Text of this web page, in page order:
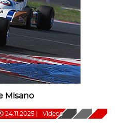
Misano
24.11.2025 Videos